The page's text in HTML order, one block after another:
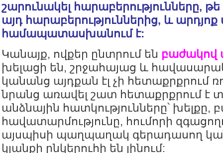
շարունակել հարաբերությունները, թե
այդ հարաբերություններից, և արդյոք
համապատասխանում է:
Կանայք, ովքեր ընտրում են
խելացի են, շրջահայաց և
կանանց այդքան էլ չի հետաքրքրում
նրանց առավել շատ հետաքրքրում է
անձնային հատկությունները՝ խելքը,
հավատարմությունը, հումորի
այսպիսի պաղպաղակ գերադասող
կյանքի ընկերուհի են լինում: